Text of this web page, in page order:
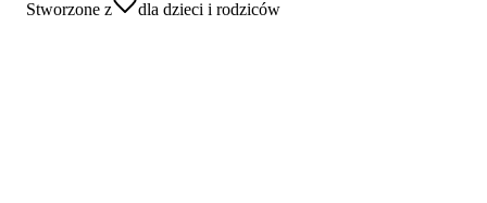
Stworzone z
dla dzieci i rodziców